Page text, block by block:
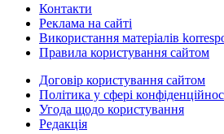
Контакти
Реклама на сайті
Використання матеріалів
Правила користування сайтом
Договір користування сайтом
Політика у сфері
Угода щодо користування
Редакція